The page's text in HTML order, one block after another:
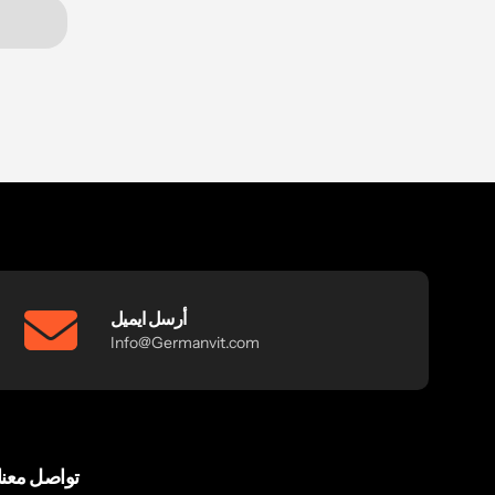
أرسل ايميل
Info@Germanvit.com
تواصل